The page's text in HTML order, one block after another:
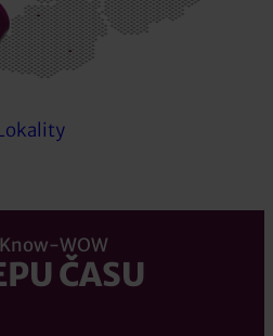
Know-WOW
ČASU